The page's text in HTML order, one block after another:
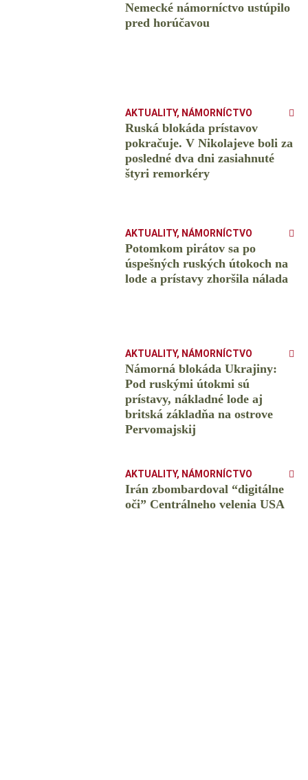
Nemecké námorníctvo ustúpilo
pred horúčavou
AKTUALITY, NÁMORNÍCTVO
Ruská blokáda prístavov
pokračuje. V Nikolajeve boli za
posledné dva dni zasiahnuté
štyri remorkéry
AKTUALITY, NÁMORNÍCTVO
Potomkom pirátov sa po
úspešných ruských útokoch na
lode a prístavy zhoršila nálada
AKTUALITY, NÁMORNÍCTVO
Námorná blokáda Ukrajiny:
Pod ruskými útokmi sú
prístavy, nákladné lode aj
britská základňa na ostrove
Pervomajskij
AKTUALITY, NÁMORNÍCTVO
Irán zbombardoval “digitálne
oči” Centrálneho velenia USA